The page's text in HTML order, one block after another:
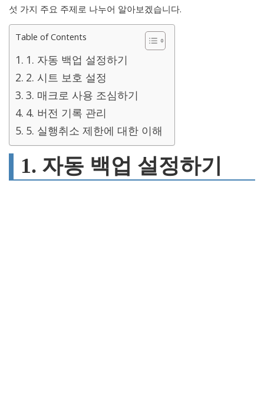
섯 가지 주요 주제로 나누어 알아보겠습니다.
Table of Contents
1. 자동 백업 설정하기
2. 시트 보호 설정
3. 매크로 사용 조심하기
4. 버전 기록 관리
5. 실행취소 제한에 대한 이해
1. 자동 백업 설정하기